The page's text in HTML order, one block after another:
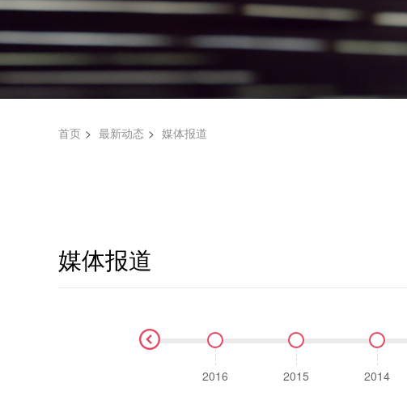
首页 最新动态 媒体报道
媒体报道
2016 2015 2014